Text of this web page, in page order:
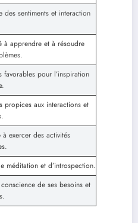
des sentiments et interaction
à apprendre et à résoudre
favorables pour l’inspiration
propices aux interactions et
exercer des activités
méditation et d’introspection.
de ses besoins et